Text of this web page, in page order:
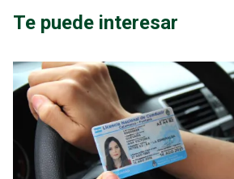
Te puede interesar